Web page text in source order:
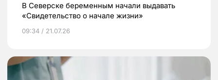
В Северске беременным начали выдавать
«Свидетельство о начале жизни»
09:34 / 21.07.26